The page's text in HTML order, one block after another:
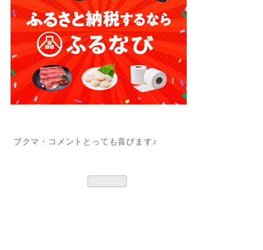
ブクマ・コメントとっても喜びます♪